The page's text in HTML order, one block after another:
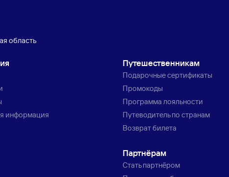
область
информация
Путешественникам
Подарочные сертификаты
Промокоды
Программа лояльности
Путеводитель по странам
Возврат билета
Партнёрам
Стать партнёром